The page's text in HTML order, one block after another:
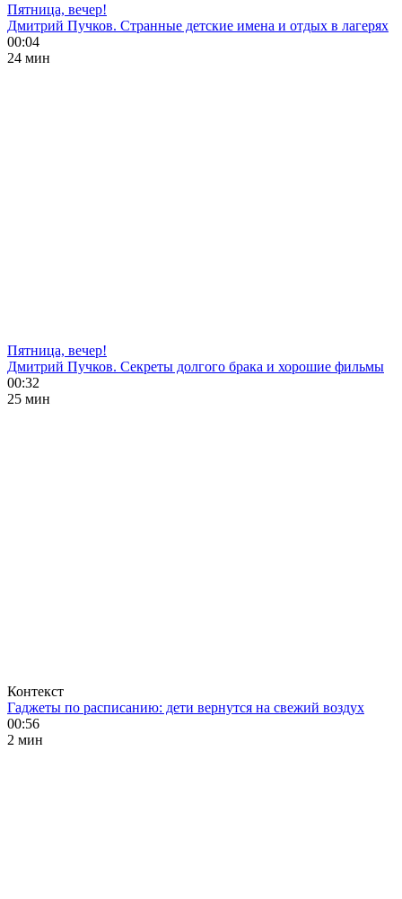
Пятница, вечер!
Дмитрий Пучков. Странные детские имена и отдых в лагерях
00:04
24 мин
Пятница, вечер!
Дмитрий Пучков. Секреты долгого брака и хорошие фильмы
00:32
25 мин
Контекст
Гаджеты по расписанию: дети вернутся на свежий воздух
00:56
2 мин